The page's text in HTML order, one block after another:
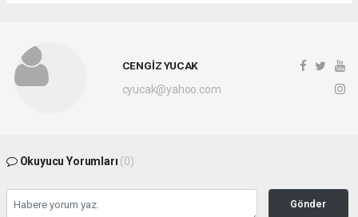
CENGİZ YUCAK
cyucak@yahoo.com
Okuyucu Yorumları (0)
Gönder